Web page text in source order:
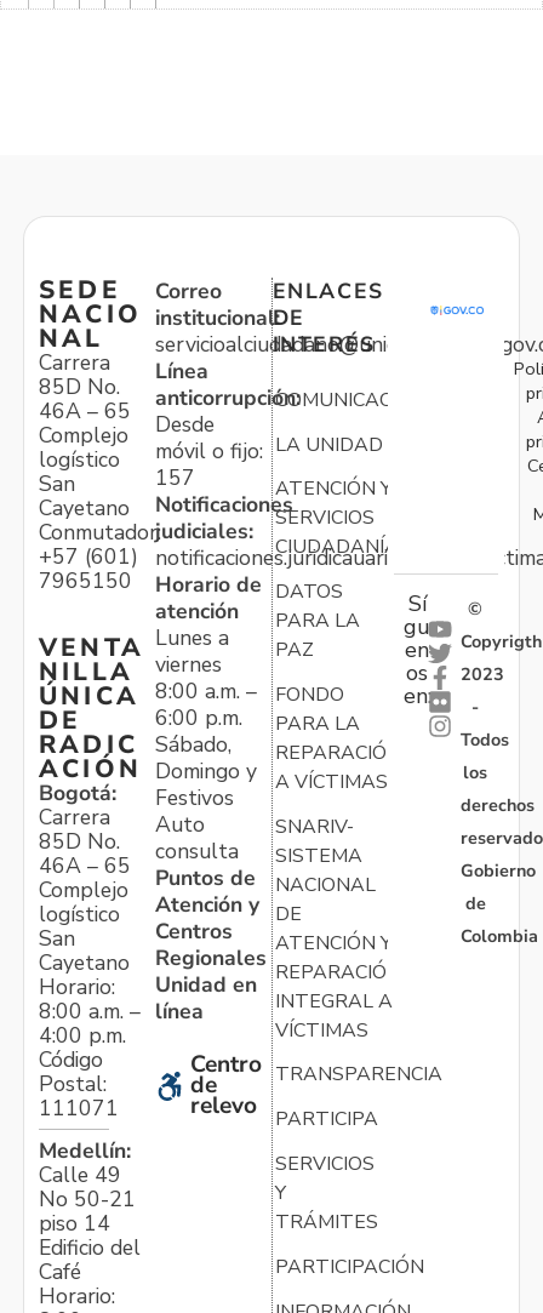
SEDE
NACIO
NAL
Carrera
85D No.
46A – 65
Complejo
logístico
San
Cayetano
Conmutador:
+57 (601)
7965150
VENTA
NILLA
ÚNICA
DE
RADIC
ACIÓN
Bogotá:
Carrera
85D No.
46A – 65
Complejo
logístico
San
Cayetano
Horario:
8:00 a.m. –
4:00 p.m.
Código
Postal:
111071
Medellín:
Calle 49
No 50-21
piso 14
Edificio del
Café
Horario:
Correo
institucional:
Línea
anticorrupción:
Desde
móvil o fijo:
157
Notificaciones
judiciales:
Horario de
atención
Lunes a
viernes
8:00 a.m. –
6:00 p.m.
Sábado,
Domingo y
Festivos
Auto
consulta
Puntos de
Atención y
Centros
Regionales
Unidad en
línea
Centro
de
relevo
ENLACES
DE
INTERÉS
COMUNICACIONES
LA UNIDAD
ATENCIÓN Y
SERVICIOS
CIUDADANÍA
DATOS
PARA LA
PAZ
FONDO
PARA LA
REPARACIÓN
A VÍCTIMAS
SNARIV-
SISTEMA
NACIONAL
DE
ATENCIÓN Y
REPARACIÓN
INTEGRAL A
VÍCTIMAS
TRANSPARENCIA
PARTICIPA
SERVICIOS
Y
TRÁMITES
PARTICIPACIÓN
Sí
gu
en
os
en:
©
Copyrigth
2023
-
Todos
los
derechos
Gobierno
de
Colombia